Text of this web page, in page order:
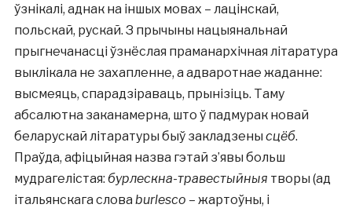
ўзнікалі, аднак на іншых мовах – лацінскай,
польскай, рускай. З прычыны нацыянальнай
прыгнечанасці ўзнёслая праманархічная літаратура
выклікала не захапленне, а адваротнае жаданне:
высмеяць, спарадзіраваць, прынізіць. Таму
абсалютна заканамерна, што ў падмурак новай
беларускай літаратуры быў закладзены сцёб.
Праўда, афіцыйная назва гэтай з’явы больш
мудрагелістая: бурлескна-травестыйныя творы (ад
італьянскага слова burlesco – жартоўны, і